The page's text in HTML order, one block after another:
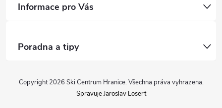
Informace pro Vás
Poradna a tipy
Copyright 2026 Ski Centrum Hranice. Všechna práva vyhrazena.
Spravuje Jaroslav Losert